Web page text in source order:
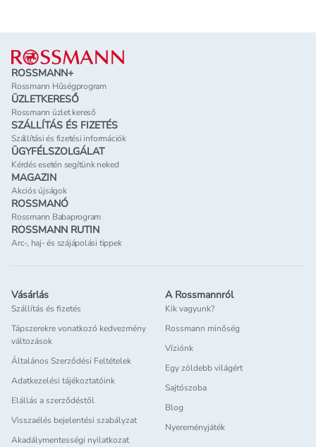
Lábléc
ROSSMANN+
Rossmann Hűségprogram
ÜZLETKERESŐ
Rossmann üzlet kereső
SZÁLLÍTÁS ÉS FIZETÉS
Szállítási és fizetési információk
ÜGYFÉLSZOLGÁLAT
Kérdés esetén segítünk neked
MAGAZIN
Akciós újságok
ROSSMANÓ
Rossmann Babaprogram
ROSSMANN RUTIN
Arc-, haj- és szájápolási tippek
Vásárlás
Szállítás és fizetés
Tápszerekre vonatkozó kedvezmény
változások
Általános Szerződési Feltételek
Adatkezelési tájékoztatóink
Elállás a szerződéstől
Visszaélés bejelentési szabályzat
Akadálymentességi nyilatkozat
A Rossmannról
Kik vagyunk?
Rossmann minőség
Víziónk
Egy zöldebb világért
Sajtószoba
Blog
Nyereményjáték